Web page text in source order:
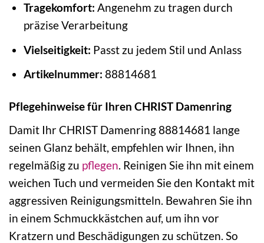
Tragekomfort: Angenehm zu tragen durch
präzise Verarbeitung
Vielseitigkeit: Passt zu jedem Stil und Anlass
Artikelnummer: 88814681
Pflegehinweise für Ihren CHRIST Damenring
Damit Ihr CHRIST Damenring 88814681 lange
seinen Glanz behält, empfehlen wir Ihnen, ihn
regelmäßig zu pflegen. Reinigen Sie ihn mit einem
weichen Tuch und vermeiden Sie den Kontakt mit
aggressiven Reinigungsmitteln. Bewahren Sie ihn
in einem Schmuckkästchen auf, um ihn vor
Kratzern und Beschädigungen zu schützen. So